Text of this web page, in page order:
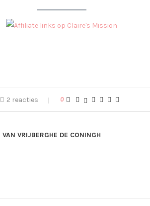
2 reacties 0
VRIJBERGHE DE CONINGH